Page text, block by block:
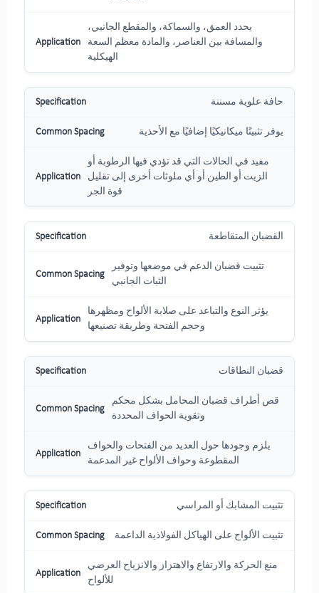
يحدد العمق، والسماكة، والمقطع الجانبي،
والمسافة بين العناصر، والمادة معظم السعة
الهيكلية
حافة علوية مسننة
يوفر تثبيتًا ميكانيكيًا إضافيًا مع الأحذية
مفيد في الحالات التي قد تؤدي فيها الرطوبة أو
الزيت أو الطين أو أي ملوثات أخرى إلى تقليل
قوة الجر
القضبان المتقاطعة
تثبيت قضبان الدعم في موضعها وتوفير
الثبات الجانبي
يؤثر النوع والتباعد على صلابة الألواح ومظهرها
وحجم الفتحة وطريقة تصنيعها
قضبان النطاقات
قص أطراف قضبان المحامل بشكل محكم
وتقوية الحواف المحددة
يلزم وجودها حول العديد من الفتحات والحواف
المقطوعة وحواف الألواح غير المدعمة
تثبيت المشابك أو المراسي
تثبيت الألواح على الهياكل الفولاذية الداعمة
منع الحركة والارتفاع والاهتزاز والانزياح العرضي
للألواح